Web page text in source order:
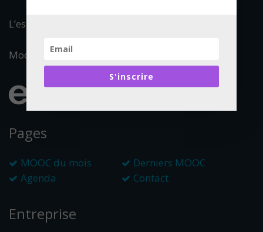
L’essentiel de l’offre francophone est référencée.
Mooc Francophone fait partie du réseau :
Pages
MOOC du mois
Derniers MOOC
Agenda
Contact
Entreprise
S'inscrire